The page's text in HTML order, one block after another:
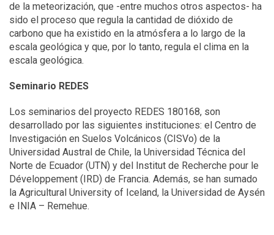
de la meteorización, que -entre muchos otros aspectos- ha
sido el proceso que regula la cantidad de dióxido de
carbono que ha existido en la atmósfera a lo largo de la
escala geológica y que, por lo tanto, regula el clima en la
escala geológica.
Seminario REDES
Los seminarios del proyecto REDES 180168, son
desarrollado por las siguientes instituciones: el Centro de
Investigación en Suelos Volcánicos (CISVo) de la
Universidad Austral de Chile, la Universidad Técnica del
Norte de Ecuador (UTN) y del Institut de Recherche pour le
Développement (IRD) de Francia. Además, se han sumado
la Agricultural University of Iceland, la Universidad de Aysén
e INIA – Remehue.